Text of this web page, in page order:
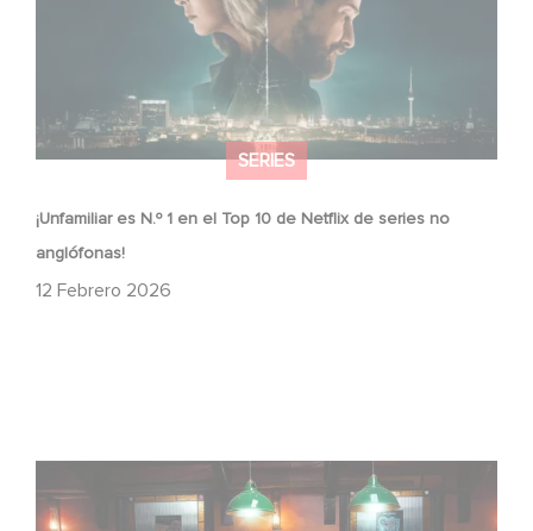
SERIES
¡Unfamiliar es N.º 1 en el Top 10 de Netflix de series no
anglófonas!
12 Febrero 2026
When Broken Hearts Want Revenge: Welcome to The
Revenge Club